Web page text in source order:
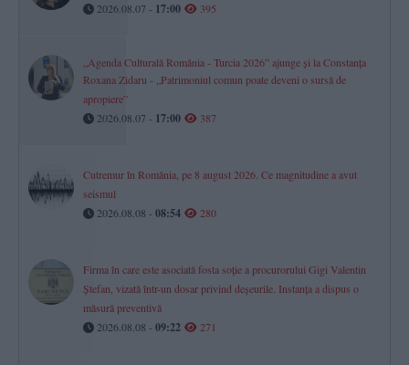
2026.08.07 - 17:00 395
„Agenda Culturală România - Turcia 2026” ajunge și la Constanța
Roxana Zidaru - „Patrimoniul comun poate deveni o sursă de
apropiere”
2026.08.07 - 17:00 387
Cutremur în România, pe 8 august 2026. Ce magnitudine a avut
seismul
2026.08.08 - 08:54 280
Firma în care este asociată fosta soție a procurorului Gigi Valentin
Ștefan, vizată într-un dosar privind deșeurile. Instanța a dispus o
măsură preventivă
2026.08.08 - 09:22 271